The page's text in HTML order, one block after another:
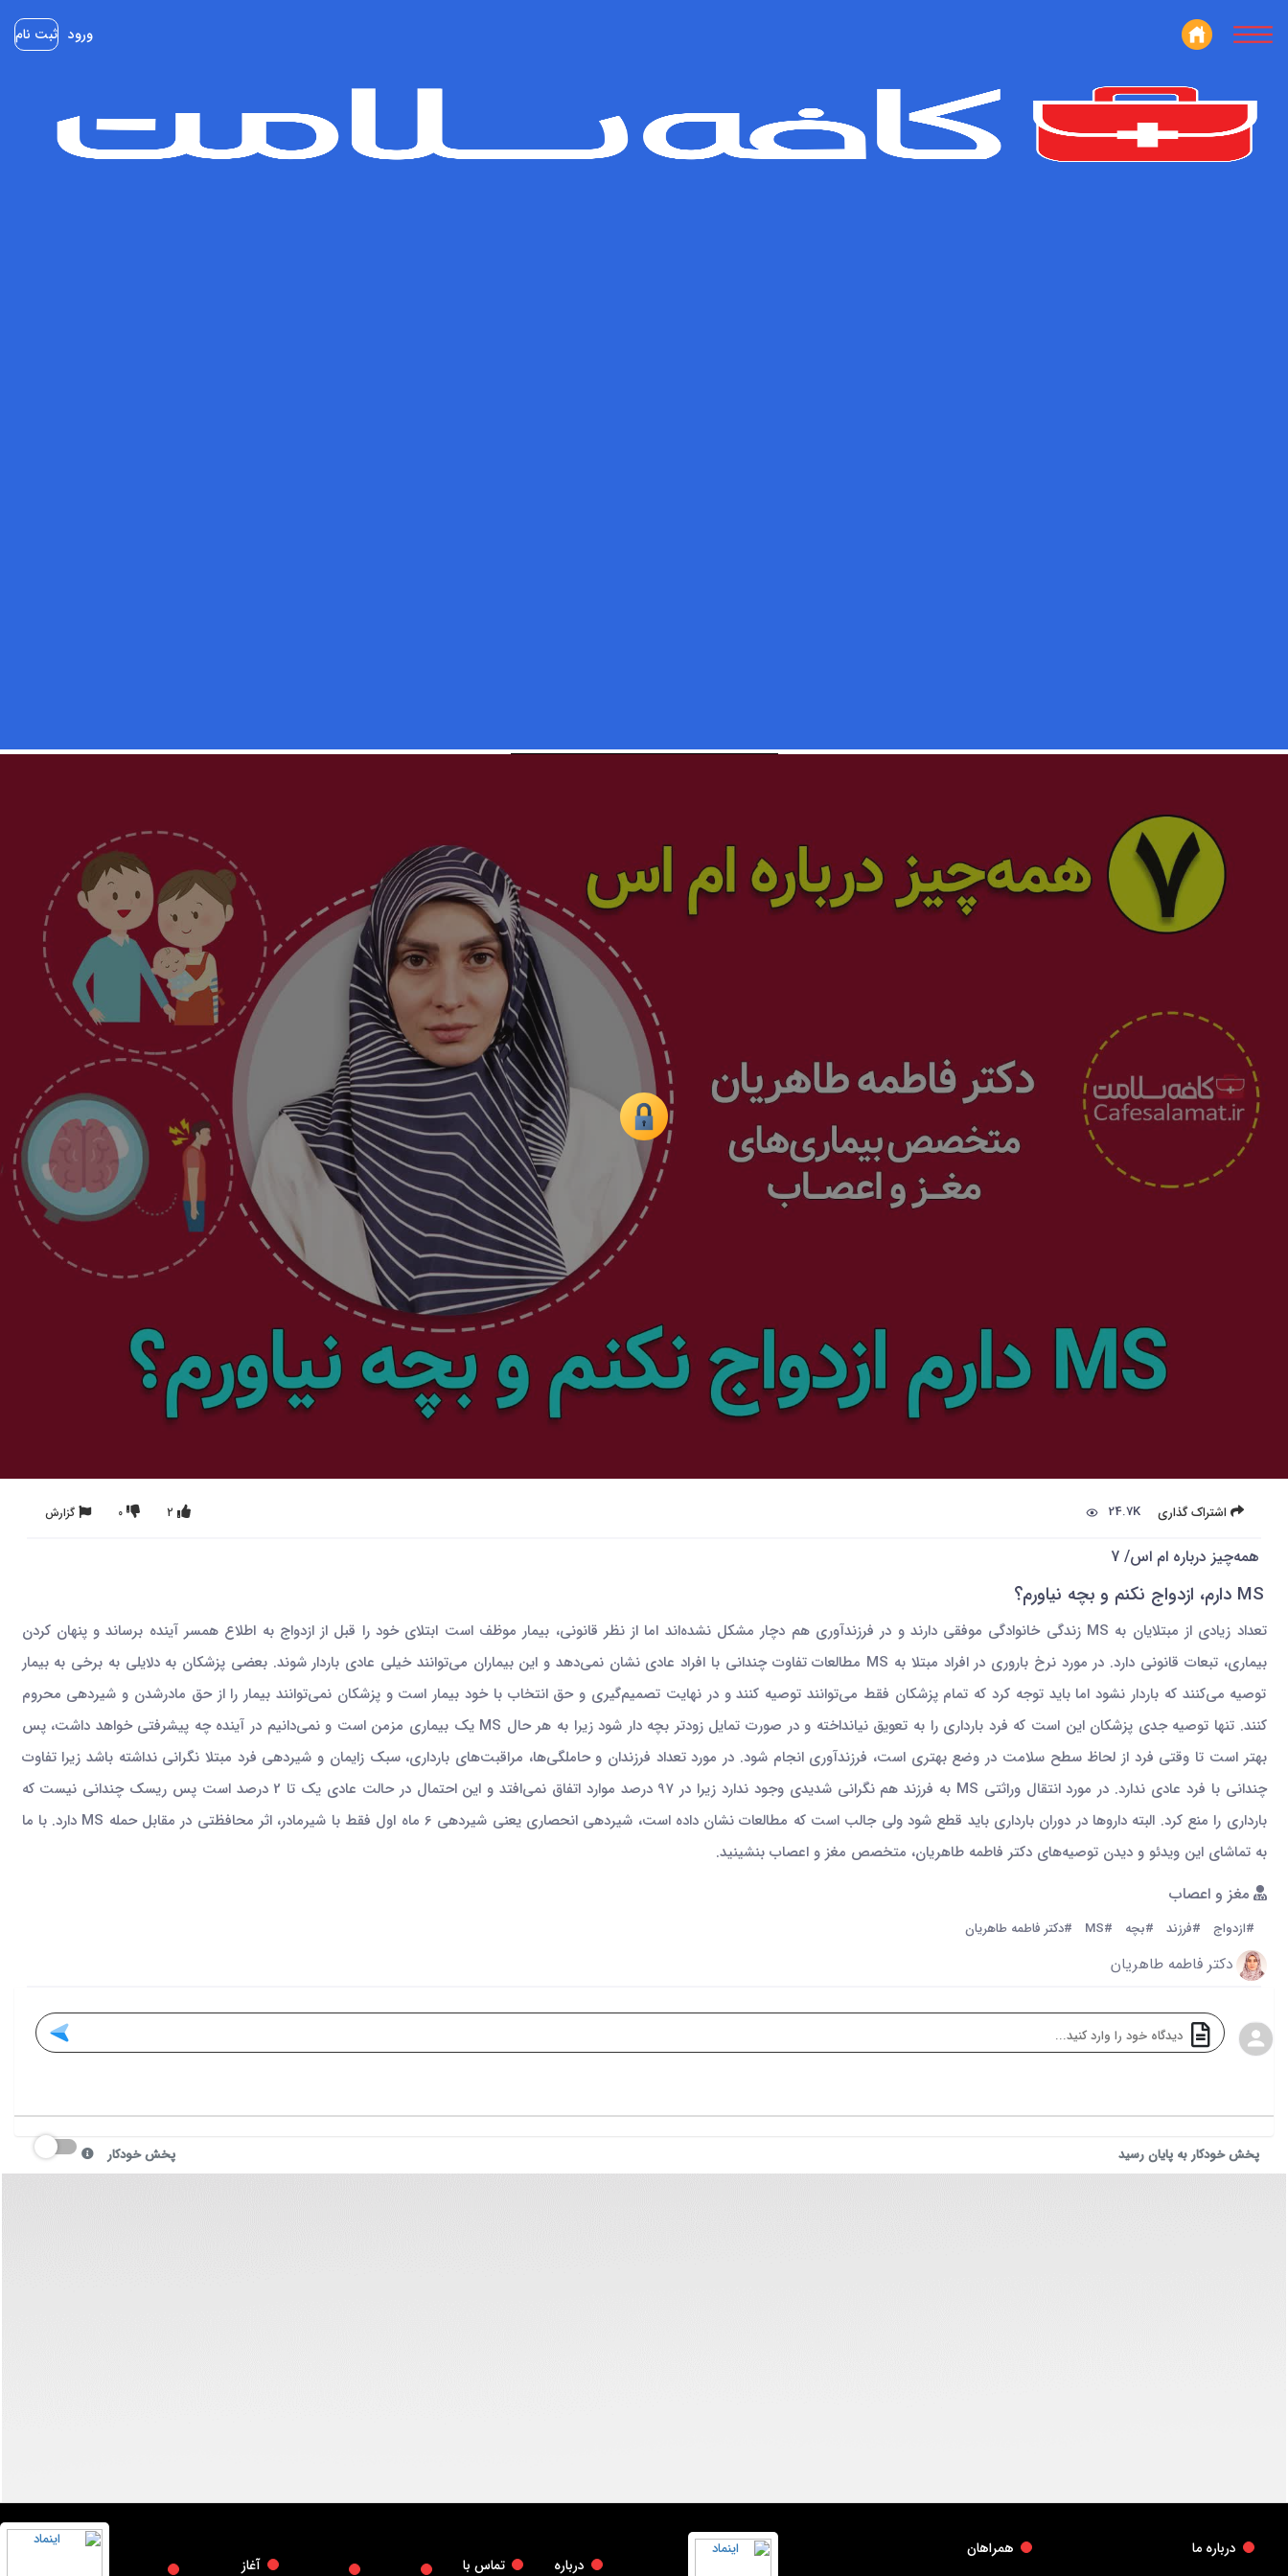
ورود ثبت نام
همه
بخش‌ها
اشتراک گذاری 24.7K گزارش 0 2
‌همه‌چیز درباره ام اس/ 7
MS دارم، ازدواج نکنم و بچه‌ نیاورم؟
تعداد زیادی از مبتلایان به MS زندگی خانوادگی موفقی دارند و در فرزندآوری هم دچار مشکل نشده‌اند اما از نظر قانونی، بیمار موظف است ابتلای خود را قبل از ازدواج به اطلاع همسر آینده برساند و پنهان کردن
بیماری، تبعات قانونی دارد. در مورد نرخ باروری در افراد مبتلا به MS مطالعات تفاوت چندانی با افراد عادی نشان نمی‌دهد و این بیماران می‌توانند خیلی عادی باردار شوند. بعضی پزشکان به دلایلی به برخی به بیمار
توصیه می‌کنند که باردار نشود اما باید توجه کرد که تمام پزشکان فقط می‌توانند توصیه کنند و در نهایت تصمیم‌گیری و حق انتخاب با خود بیمار است و پزشکان نمی‌توانند بیمار را از حق مادرشدن و شیردهی محروم
کنند. تنها توصیه جدی پزشکان این است که فرد بارداری را به تعویق نیانداخته و در صورت تمایل زودتر بچه دار شود زیرا به هر حال MS یک بیماری مزمن است و نمی‌دانیم در آینده چه پیشرفتی خواهد داشت، پس
بهتر است تا وقتی فرد از لحاظ سطح سلامت در وضع بهتری است، فرزندآوری انجام شود. در مورد تعداد فرزندان و حاملگی‌ها، مراقبت‌های بارداری، سبک زایمان و شیردهی فرد مبتلا نگرانی نداشته باشد زیرا تفاوت
چندانی با فرد عادی ندارد. در مورد انتقال وراثتی MS به فرزند هم نگرانی شدیدی وجود ندارد زیرا در 97 درصد موارد اتفاق نمی‌افتد و این احتمال در حالت عادی یک تا 2 درصد است پس ریسک چندانی نیست که
بارداری را منع کرد. البته داروها در دوران بارداری باید قطع شود ولی جالب است که مطالعات نشان داده است، شیردهی انحصاری یعنی شیردهی 6 ماه اول فقط با شیرمادر، اثر محافظتی در مقابل حمله MS دارد. با ما
به تماشای این ویدئو و دیدن توصیه‌های دکتر فاطمه طاهریان، متخصص مغز و اعصاب بنشینید.
مغز و اعصاب
#ازدواج #فرزند #بچه #MS #دکتر فاطمه طاهریان
دکتر فاطمه طاهریان
پخش خودکار به پایان رسید پخش خودکار
درباره ما
همراهان
درباره
تماس با
آغاز